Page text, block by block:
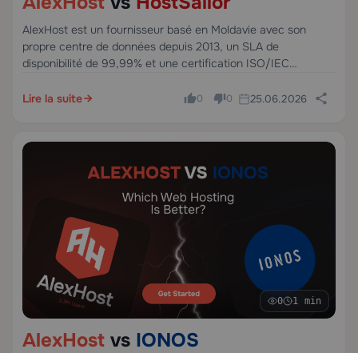
AlexHost est un fournisseur basé en Moldavie avec son
propre centre de données depuis 2013, un SLA de
disponibilité de 99,99% et une certification ISO/IEC
basé à Dubaï fondé en 2014, exploitant ses propres serveurs
Lire la suite 0 0 25.06.2026
0 1 min
AlexHost vs IONOS